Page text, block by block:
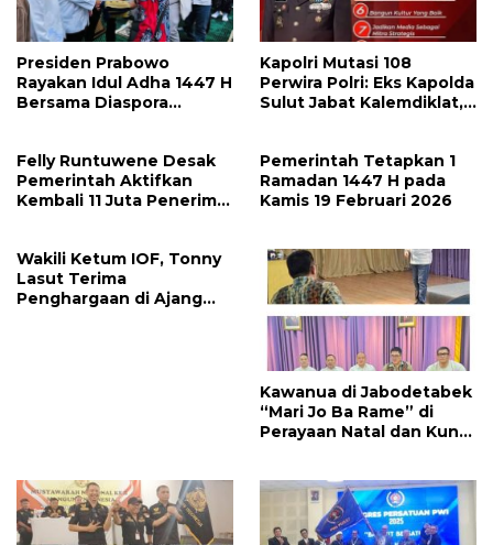
Presiden Prabowo
Rayakan Idul Adha 1447 H
Bersama Diaspora
Kapolri Mutasi 108
Perwira Polri: Eks Kapolda
Sulut Jabat Kalemdiklat,
Felly Runtuwene Desak
Pemerintah Aktifkan
Kembali 11 Juta Penerima
Pemerintah Tetapkan 1
Ramadan 1447 H pada
Kamis 19 Februari 2026
Wakili Ketum IOF, Tonny
Lasut Terima
Penghargaan di Ajang
Kawanua di Jabodetabek
“Mari Jo Ba Rame” di
Perayaan Natal dan Kunci
Hiburan